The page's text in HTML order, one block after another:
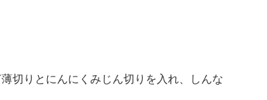
切りとにんにくみじん切りを入れ、しんな